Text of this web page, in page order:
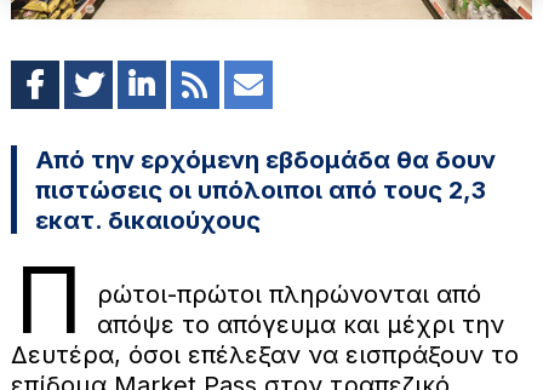
Από την ερχόμενη εβδομάδα θα δουν
πιστώσεις οι υπόλοιποι από τους 2,3
εκατ. δικαιούχους
Π
ρώτοι-πρώτοι πληρώνονται από
απόψε το απόγευμα και μέχρι την
Δευτέρα, όσοι επέλεξαν να εισπράξουν το